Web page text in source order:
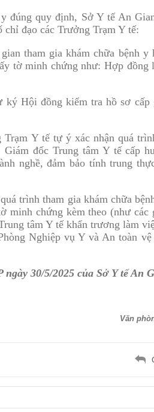
đúng quy định, Sở Y tế An
chỉ đạo các Trưởng Trạm Y tế:
tham gia khám chữa bệnh y
tờ minh chứng như: Hợp đồng
Hội đồng kiểm tra hồ sơ cấp
Y tế tự ý xác nhận quá
đốc Trung tâm Y tế cấp
nghề, đảm bảo tính trung
trình tham gia khám chữa
minh chứng kèm theo (như các
tâm Y tế khẩn trương làm
Nghiệp vụ Y và An toàn
30/5/2025 của Sở Y tế An
Văn